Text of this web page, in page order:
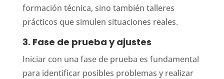
formación técnica, sino también talleres
prácticos que simulen situaciones reales.
3. Fase de prueba y ajustes
Iniciar con una fase de prueba es fundamental
para identificar posibles problemas y realizar